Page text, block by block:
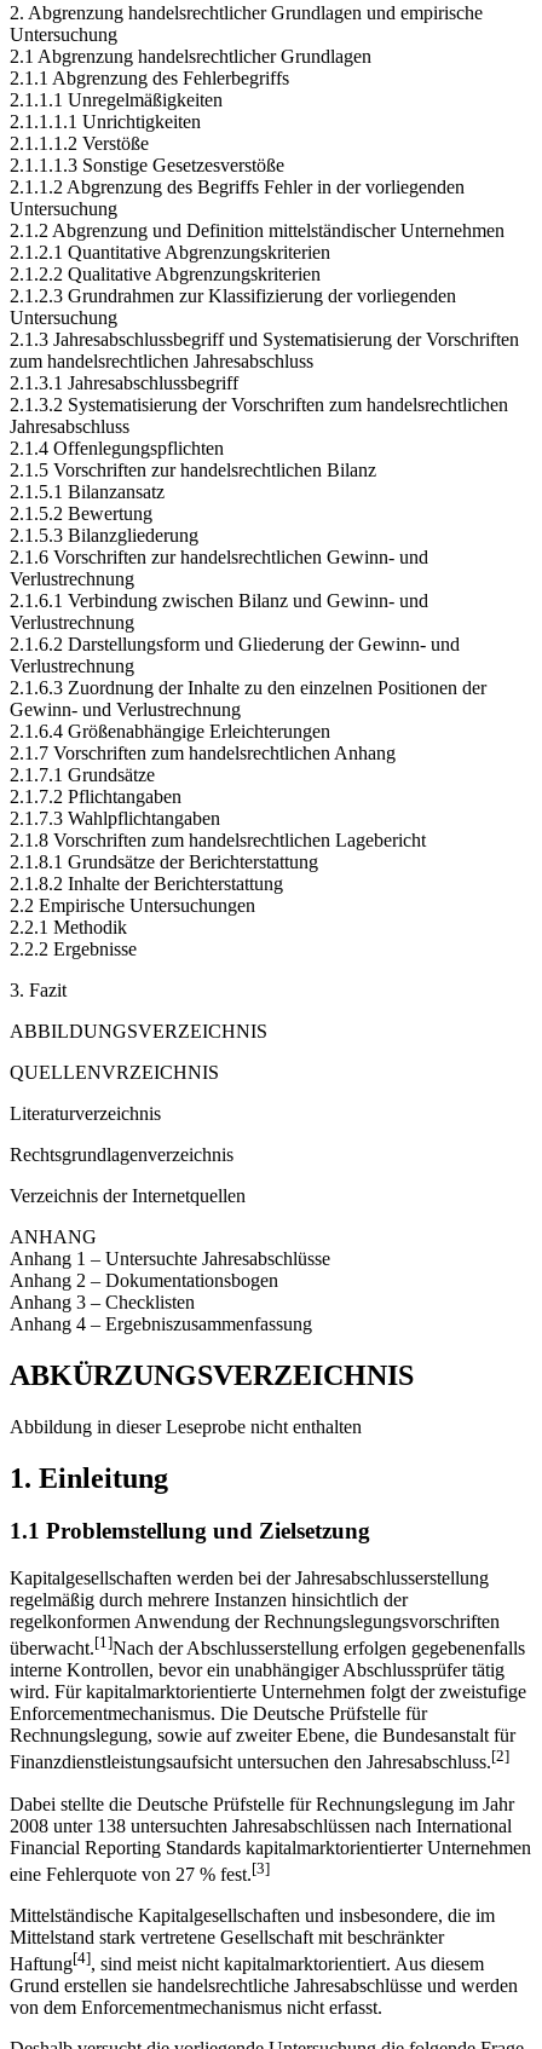
2. Abgrenzung handelsrechtlicher Grundlagen und empirische
Untersuchung
2.1 Abgrenzung handelsrechtlicher Grundlagen
2.1.1 Abgrenzung des Fehlerbegriffs
2.1.1.1 Unregelmäßigkeiten
2.1.1.1.1 Unrichtigkeiten
2.1.1.1.2 Verstöße
2.1.1.1.3 Sonstige Gesetzesverstöße
2.1.1.2 Abgrenzung des Begriffs Fehler in der vorliegenden
Untersuchung
2.1.2 Abgrenzung und Definition mittelständischer Unternehmen
2.1.2.1 Quantitative Abgrenzungskriterien
2.1.2.2 Qualitative Abgrenzungskriterien
2.1.2.3 Grundrahmen zur Klassifizierung der vorliegenden
Untersuchung
2.1.3 Jahresabschlussbegriff und Systematisierung der Vorschriften
zum handelsrechtlichen Jahresabschluss
2.1.3.1 Jahresabschlussbegriff
2.1.3.2 Systematisierung der Vorschriften zum handelsrechtlichen
Jahresabschluss
2.1.4 Offenlegungspflichten
2.1.5 Vorschriften zur handelsrechtlichen Bilanz
2.1.5.1 Bilanzansatz
2.1.5.2 Bewertung
2.1.5.3 Bilanzgliederung
2.1.6 Vorschriften zur handelsrechtlichen Gewinn- und
Verlustrechnung
2.1.6.1 Verbindung zwischen Bilanz und Gewinn- und
Verlustrechnung
2.1.6.2 Darstellungsform und Gliederung der Gewinn- und
Verlustrechnung
2.1.6.3 Zuordnung der Inhalte zu den einzelnen Positionen der
Gewinn- und Verlustrechnung
2.1.6.4 Größenabhängige Erleichterungen
2.1.7 Vorschriften zum handelsrechtlichen Anhang
2.1.7.1 Grundsätze
2.1.7.2 Pflichtangaben
2.1.7.3 Wahlpflichtangaben
2.1.8 Vorschriften zum handelsrechtlichen Lagebericht
2.1.8.1 Grundsätze der Berichterstattung
2.1.8.2 Inhalte der Berichterstattung
2.2 Empirische Untersuchungen
2.2.1 Methodik
2.2.2 Ergebnisse
3. Fazit
ABBILDUNGSVERZEICHNIS
QUELLENVRZEICHNIS
Literaturverzeichnis
Rechtsgrundlagenverzeichnis
Verzeichnis der Internetquellen
ANHANG
Anhang 1 – Untersuchte Jahresabschlüsse
Anhang 2 – Dokumentationsbogen
Anhang 3 – Checklisten
Anhang 4 – Ergebniszusammenfassung
ABKÜRZUNGSVERZEICHNIS
Abbildung in dieser Leseprobe nicht enthalten
1. Einleitung
1.1 Problemstellung und Zielsetzung
Kapitalgesellschaften werden bei der Jahresabschlusserstellung
regelmäßig durch mehrere Instanzen hinsichtlich der
regelkonformen Anwendung der Rechnungs­legungsvorschriften
überwacht.[1]Nach der Abschlusserstellung erfolgen gegebenenfalls
interne Kontrollen, bevor ein unabhängiger Abschlussprüfer tätig
wird. Für kapital­marktorientierte Unternehmen folgt der zweistufige
Enforcementmechanismus. Die Deutsche Prüfstelle für
Rechnungslegung, sowie auf zweiter Ebene, die Bundesanstalt für
Finanzdienstleistungsaufsicht untersuchen den Jahresabschluss.[2]
Dabei stellte die Deutsche Prüfstelle für Rechnungslegung im Jahr
2008 unter 138 untersuchten Jahresabschlüssen nach International
Financial Reporting Standards kapitalmarktorientierter Unternehmen
eine Fehlerquote von 27 % fest.[3]
Mittelständische Kapitalgesellschaften und insbesondere, die im
Mittelstand stark vertretene Gesellschaft mit beschränkter
Haftung[4], sind meist nicht kapitalmarkt­orientiert. Aus diesem
Grund erstellen sie handelsrechtliche Jahresabschlüsse und werden
von dem Enforcementmechanismus nicht erfasst.